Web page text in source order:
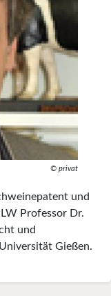
© privat
und
Professor Dr.
und
Gießen.